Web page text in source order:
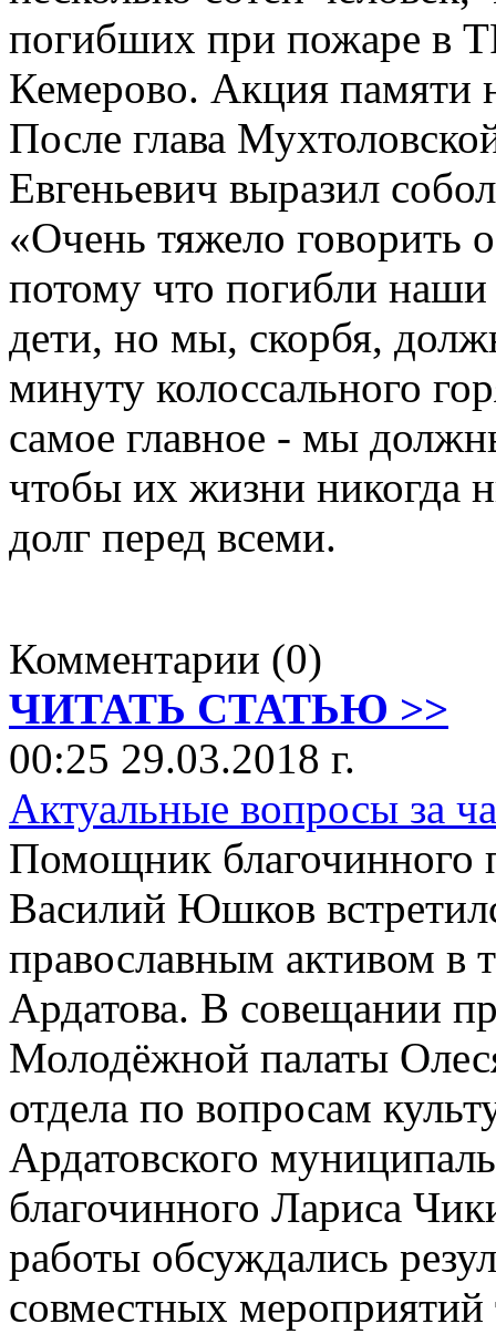
погибших при пожаре в
Кемерово. Акция памяти
После глава
Евгеньевич выразил
«Очень тяжело говорить
потому что погибли
дети, но мы, скорбя,
минуту колоссального
самое главное - мы
чтобы их жизни никогда
долг перед всеми.
Комментарии (0)
ЧИТАТЬ СТАТЬЮ >>
00:25 29.03.2018 г.
Актуальные вопросы за
Помощник благочинного
Василий Юшков
православным активом в
Ардатова. В совещании
Молодёжной палаты
отдела по вопросам
Ардатовского
благочинного Лариса
работы обсуждались
совместных мероприятий